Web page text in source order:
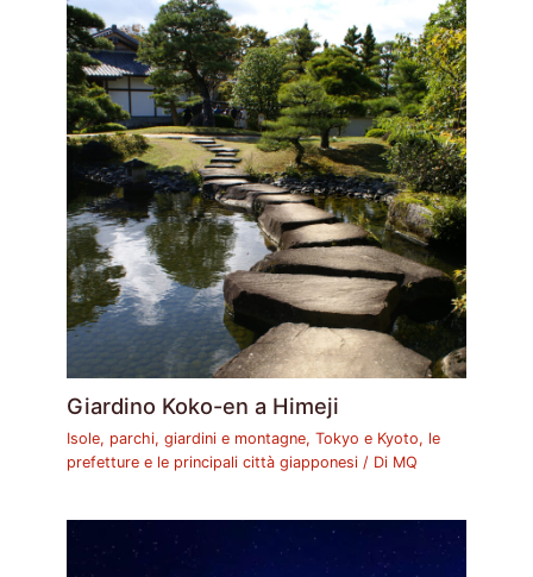
Giardino Koko-en a Himeji
Isole, parchi, giardini e montagne,Tokyo e Kyoto, le
prefetture e le principali città giapponesi / Di MQ